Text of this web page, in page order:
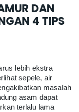
DAN
4 TIPS
lebih ekstra
sepele, air
masalah
asam dapat
terlalu lama